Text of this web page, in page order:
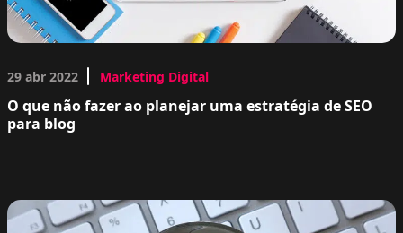
29 abr 2022 Marketing Digital
O que não fazer ao planejar uma estratégia de SEO
para blog